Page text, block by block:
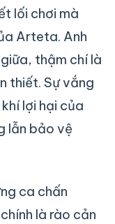
lối chơi mà
Arteta. Anh
thậm chí là
thiết. Sự vắng
lợi hại của
lẫn bảo vệ
ca chấn
là rào cản